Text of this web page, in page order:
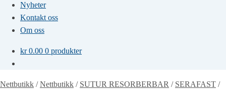
Nyheter
Kontakt oss
Om oss
kr0.00 0 produkter
Nettbutikk /Nettbutikk / SUTUR RESORBERBAR / SERAFAST /